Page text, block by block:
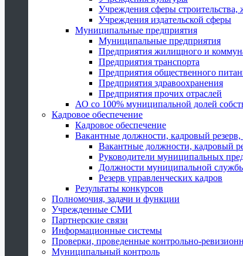
Учреждения сферы
Учреждения издательской сферы
Муниципальные предприятия
Муниципальные предприятия
Предприятия жилищного и
Предприятия транспорта
Предприятия общественного
Предприятия здравоохранения
Предприятия прочих отраслей
АО со 100% муниципальной долей
Кадровое обеспечение
Кадровое обеспечение
Вакантные должности, кадровый резерв,
Вакантные должности, кадровый
Руководители муниципальных
Должности муниципальной
Резерв управленческих кадров
Результаты конкурсов
Полномочия, задачи и функции
Учрежденные СМИ
Партнерские связи
Информационные системы
Проверки, проведенные контрольно-
Муниципальный контроль